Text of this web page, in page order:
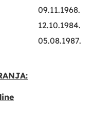
09.11.1968.
12.10.1984.
05.08.1987.